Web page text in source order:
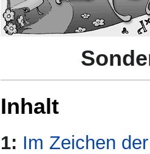
Inhalt
1: Im Zeichen